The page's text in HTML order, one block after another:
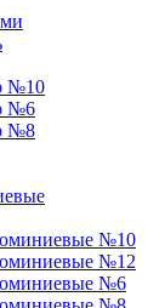
№10
№6
№8
№10
№12
№6